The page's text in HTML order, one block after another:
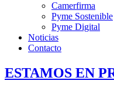
Camerfirma
Pyme Sostenible
Pyme Digital
Noticias
Contacto
ESTAMOS EN